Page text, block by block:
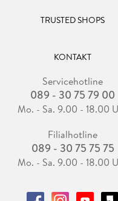
TRUSTED SHOPS
KONTAKT
Servicehotline
089 - 30 75 79 00
Mo. - Sa. 9.00 - 18.00
Filialhotline
089 - 30 75 75 75
Mo. - Sa. 9.00 - 18.00